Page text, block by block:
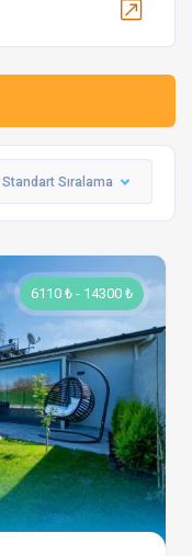
Standart Sıralama
6110 ₺ - 14300 ₺